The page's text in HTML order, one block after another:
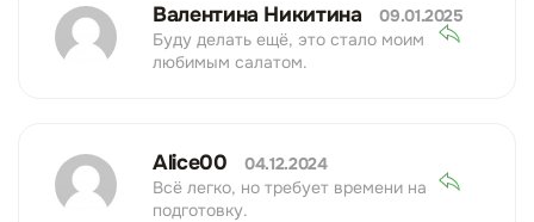
Валентина Никитина
09.01.2025
Буду делать ещё, это стало моим
любимым салатом.
Alice00
04.12.2024
Всё легко, но требует времени на
подготовку.